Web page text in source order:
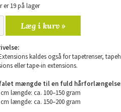
er 19 på lager
Læg i kurv »
kaldes også for tapetrenser,
eller tape-in extensions.
mængde til en fuld
cm længde: ca. 100–150 gram
cm længde: ca. 150–200 gram